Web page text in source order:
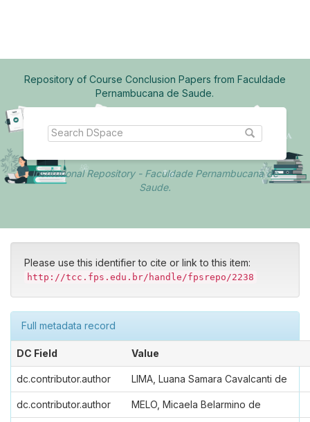
Repository of Course Conclusion Papers from Faculdade
Pernambucana de Saude.
Institutional Repository - Faculdade Pernambucana de
Saude.
Please use this identifier to cite or link to this item:
http://tcc.fps.edu.br/handle/fpsrepo/2238
Full metadata record
DC Field Value
dc.contributor.author LIMA, Luana Samara Cavalcanti de
dc.contributor.author MELO, Micaela Belarmino de